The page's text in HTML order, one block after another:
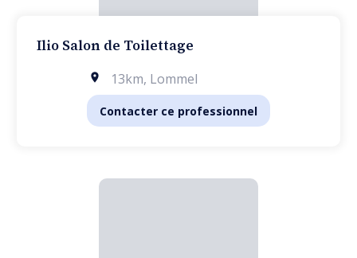
Ilio Salon de Toilettage
13km, Lommel
Contacter ce professionnel